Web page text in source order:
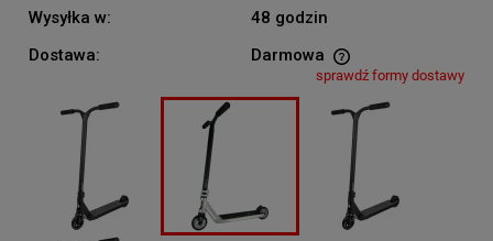
Wysyłka w:
48 godzin
Dostawa:
Darmowa
Cena nie zawiera ewentualnych kosztów płatnościsprawdź formy dostawy